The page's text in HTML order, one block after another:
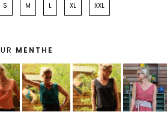
S M L XL XXL
MENTHE